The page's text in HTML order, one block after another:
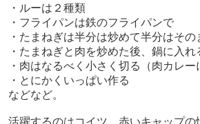
・ルーは２種類
・フライパンは鉄のフライパンで
・たまねぎは半分は炒めて半分はその
・たまねぎと肉を炒めた後、鍋に入れ
・肉はなるべく小さく切る（肉カレー
・とにかくいっぱい作る
などなど。